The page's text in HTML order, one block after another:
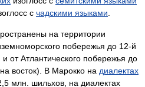
с чадскими языками
на территории
побережья до 12‑й
от Атлантического побережья до
восток). В Марокко на диалектах
млн. шильхов, на диалектах